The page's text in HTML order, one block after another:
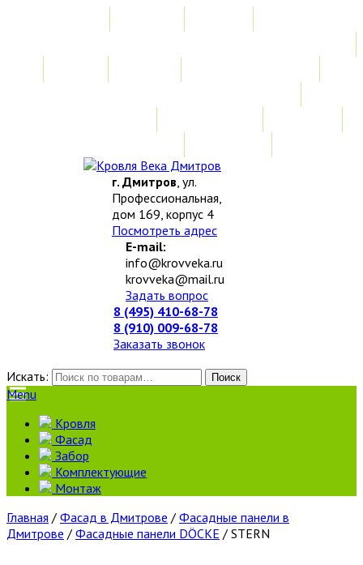
г. Дмитров, ул.
Профессиональная,
дом 169, корпус 4
Посмотреть адрес
E-mail:
info@krovveka.ru
krovveka@mail.ru
Задать вопрос
8 (495) 410-68-78
8 (910) 009-68-78
Заказать звонок
Искать:
Поиск
Menu
Кровля
Фасад
Забор
Комплектующие
Монтаж
Главная / Фасад в Дмитрове / Фасадные панели в
Дмитрове / Фасадные панели DÖCKE / STERN